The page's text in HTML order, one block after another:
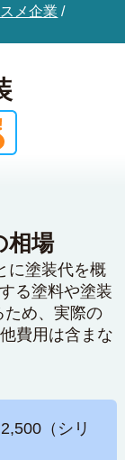
メ企業 /
相場
に塗装代を概
る塗料や塗装
ため、実際の
費用は含まな
（シリ